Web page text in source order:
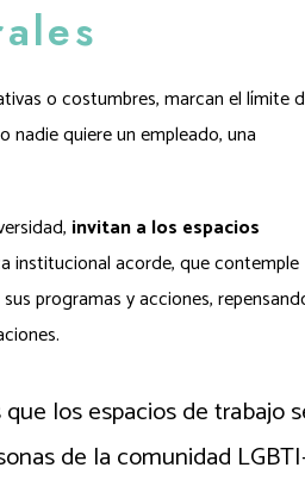
o costumbres, marcan el límite
nadie quiere un empleado, una
invitan a los espacios
institucional acorde, que contemple
programas y acciones,
los espacios de trabajo
de la comunidad